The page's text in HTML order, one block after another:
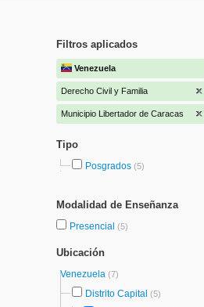
Filtros aplicados
Venezuela
Derecho Civil y Familia
Municipio Libertador de Caracas
Tipo
Posgrados (5)
Modalidad de Enseñanza
Presencial (5)
Ubicación
Venezuela (7)
Distrito Capital (5)